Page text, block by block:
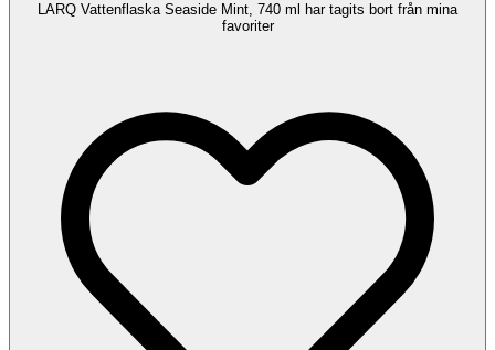
LARQ Vattenflaska Seaside Mint, 740 ml har tagits bort från mina
favoriter